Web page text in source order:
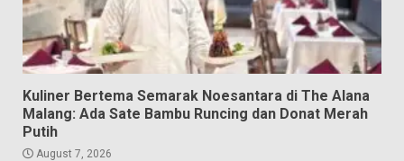
Kuliner Bertema Semarak Noesantara di The Alana
Malang: Ada Sate Bambu Runcing dan Donat Merah
Putih
August 7, 2026